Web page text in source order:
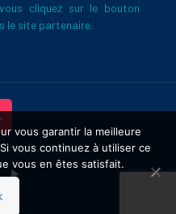
cliquez sur le bouton
le site partenaire.
And Slide
vous garantir la meilleure
vous continuez à utiliser ce
vous en êtes satisfait.